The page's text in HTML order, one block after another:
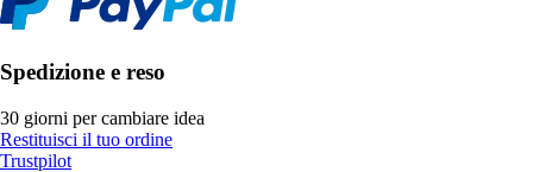
Spedizione e reso
30 giorni per cambiare idea
Restituisci il tuo ordine
Trustpilot